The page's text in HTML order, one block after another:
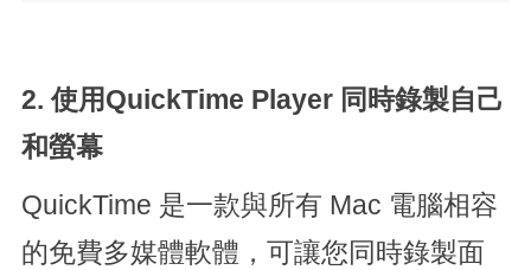
2. 使用QuickTime Player 同時錄製自己
和螢幕
QuickTime 是一款與所有 Mac 電腦相容
的免費多媒體軟體，可讓您同時錄製面